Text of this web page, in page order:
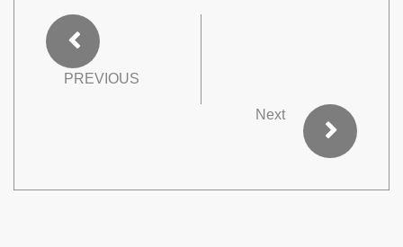
PREVIOUS
Next